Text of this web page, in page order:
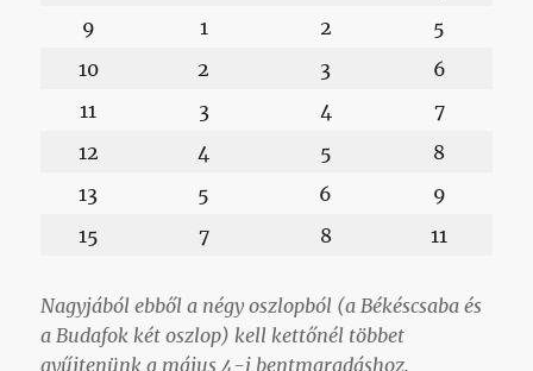
9
1 2
5
10
2 3
6
11
3 4
7
12
4 5
8
13
5 6
9
15
7 8 11
Nagyjából ebből a négy oszlopból (a Békéscsaba és
a Budafok két oszlop) kell kettőnél többet
gyűjtenünk a május 4-i bentmaradáshoz.